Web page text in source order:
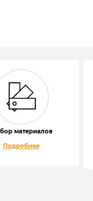
материалов
Подробнее